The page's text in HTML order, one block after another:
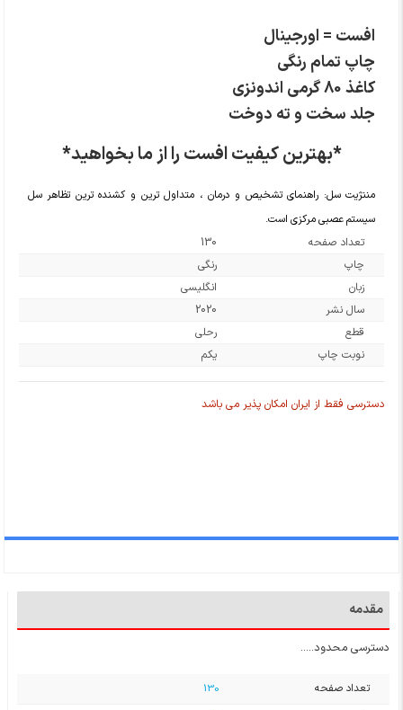
افست = اورجینال
چاپ تمام رنگی
کاغذ 80 گرمی اندونزی
جلد سخت و ته دوخت
*بهترین کیفیت افست را از ما بخواهید*
مننژیت سل: راهنمای تشخیص و درمان ، متداول ترین و کشنده ترین تظاهر سل
سیستم عصبی مرکزی است.
تعداد صفحه
130
چاپ
رنگی
زبان
انگلیسی
سال نشر
2020
قطع
رحلی
نوبت چاپ
یکم
دسترسی فقط از ایران امکان پذیر می باشد
مقدمه
دسترسی محدود.....
تعداد صفحه
130